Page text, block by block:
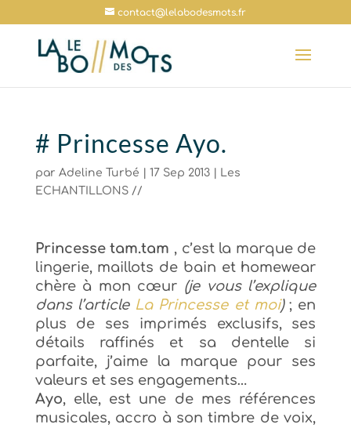
contact@lelabodesmots.fr
# Princesse Ayo.
par Adeline Turbé 17 Sep 2013|
Les
ECHANTILLONS //
Princesse tam.tam ,c’est la marque de
lingerie, maillots de bain et homewear
chère à mon cœur (je vous l’explique
dans l’article La Princesse et moi) ; en
plus de ses imprimés exclusifs, ses
détails raffinés et sa dentelle si
parfaite, j’aime la marque pour ses
valeurs et ses engagements…
Ayo, elle, est une de mes références
musicales, accro à son timbre de voix,